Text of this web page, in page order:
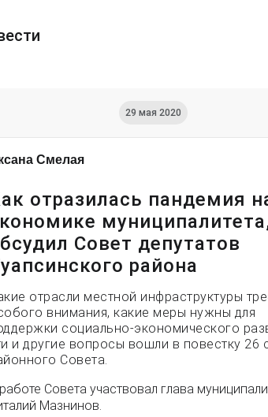
29 мая 2020
Смелая
отразилась пандемия
Совет депутатов
района
отрасли местной инфраструктуры
внимания, какие меры нужны для
социально-экономического
и другие вопросы вошли в повестку 26
Совета.
Совета участвовал глава
Мазнинов.